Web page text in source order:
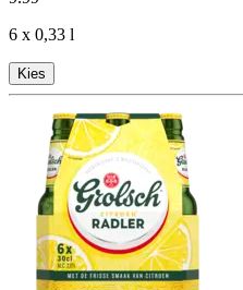
6 x 0,33 l
Kies